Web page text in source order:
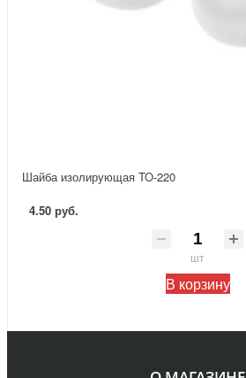
Шайба изолирующая TO-220
4.50 руб.
шт
В корзину